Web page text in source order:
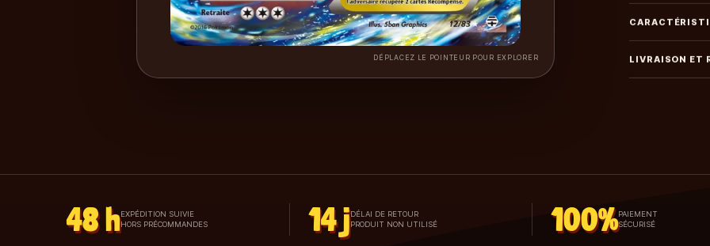
DÉPLACEZ LE POINTEUR POUR EXPLORER LIVRAISON ET
48 hEXPÉDITION SUIVIE
HORS PRÉCOMMANDES
14 jDÉLAI DE RETOUR
PRODUIT NON UTILISÉ
100%PAIEMENT
SÉCURISÉ